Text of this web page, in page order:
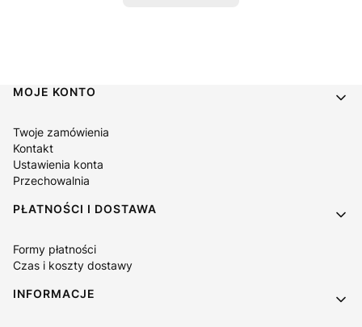
Linki w stopce
MOJE KONTO
Twoje zamówienia
Kontakt
Ustawienia konta
Przechowalnia
PŁATNOŚCI I DOSTAWA
Formy płatności
Czas i koszty dostawy
INFORMACJE